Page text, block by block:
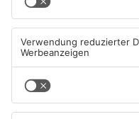
Mehr aus
Primaveraland